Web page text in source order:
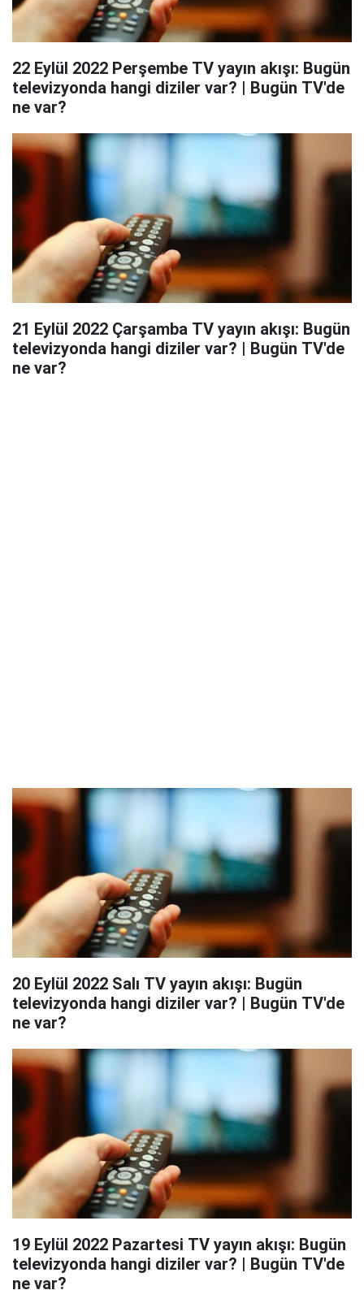
22 Eylül 2022 Perşembe TV yayın akışı: Bugün
televizyonda hangi diziler var? | Bugün TV'de
ne var?
21 Eylül 2022 Çarşamba TV yayın akışı: Bugün
televizyonda hangi diziler var? | Bugün TV'de
ne var?
20 Eylül 2022 Salı TV yayın akışı: Bugün
televizyonda hangi diziler var? | Bugün TV'de
ne var?
19 Eylül 2022 Pazartesi TV yayın akışı: Bugün
televizyonda hangi diziler var? | Bugün TV'de
ne var?